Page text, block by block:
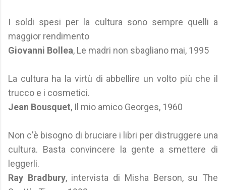
I soldi spesi per la cultura sono sempre quelli a
maggior rendimento
Giovanni Bollea, Le madri non sbagliano mai, 1995
La cultura ha la virtù di abbellire un volto più che il
trucco e i cosmetici.
Jean Bousquet, Il mio amico Georges, 1960
Non c'è bisogno di bruciare i libri per distruggere una
cultura. Basta convincere la gente a smettere di
leggerli.
Ray Bradbury, intervista di Misha Berson, su The